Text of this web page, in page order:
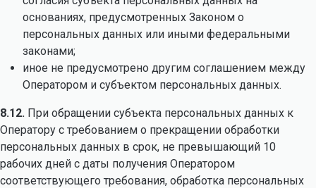
основаниях, предусмотренных Законом о
персональных данных или иными федеральными
законами;
иное не предусмотрено другим соглашением между
Оператором и субъектом персональных данных.
8.12. При обращении субъекта персональных данных к
Оператору с требованием о прекращении обработки
персональных данных в срок, не превышающий 10
рабочих дней с даты получения Оператором
соответствующего требования, обработка персональных